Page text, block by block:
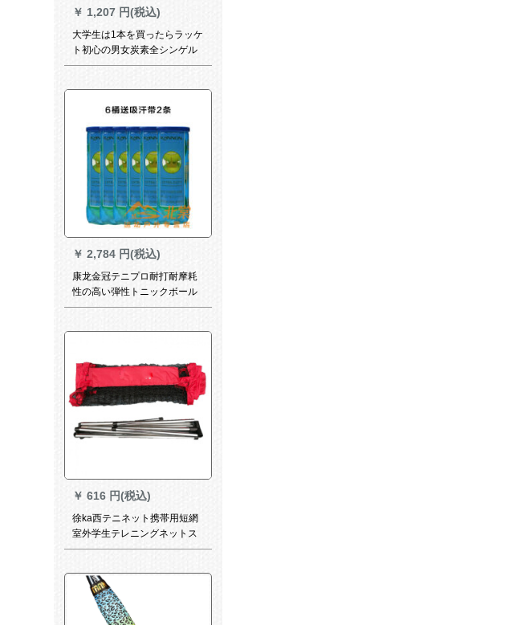
￥ 1,207 円(税込)
大学生は1本を買ったらラッケ
ト初心の男女炭素全シンゲル
ペアセットを1本プレゼントし
ゼントします。
￥ 2,784 円(税込)
康龙金冠テニプロ耐打耐摩耗
性の高い弾性トニックボール
试合ボール3つのセルト6缶
￥ 616 円(税込)
徐ka西テニネット携帯用短網
室外学生テレニングネットス
テンレス移動コーチネット3.2
ルラックを除く）